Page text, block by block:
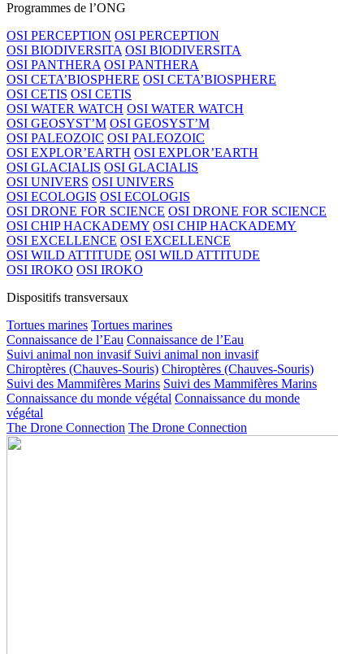
Programmes de l’ONG
OSI PERCEPTION OSI PERCEPTION
OSI BIODIVERSITA OSI BIODIVERSITA
OSI PANTHERA OSI PANTHERA
OSI CETA’BIOSPHERE OSI CETA’BIOSPHERE
OSI CETIS OSI CETIS
OSI WATER WATCH OSI WATER WATCH
OSI GEOSYST’M OSI GEOSYST’M
OSI PALEOZOIC OSI PALEOZOIC
OSI EXPLOR’EARTH OSI EXPLOR’EARTH
OSI GLACIALIS OSI GLACIALIS
OSI UNIVERS OSI UNIVERS
OSI ECOLOGIS OSI ECOLOGIS
OSI DRONE FOR SCIENCE OSI DRONE FOR SCIENCE
OSI CHIP HACKADEMY OSI CHIP HACKADEMY
OSI EXCELLENCE OSI EXCELLENCE
OSI WILD ATTITUDE OSI WILD ATTITUDE
OSI IROKO OSI IROKO
Dispositifs transversaux
Tortues marines Tortues marines
Connaissance de l’Eau Connaissance de l’Eau
Suivi animal non invasif Suivi animal non invasif
Chiroptères (Chauves-Souris) Chiroptères (Chauves-Souris)
Suivi des Mammifères Marins Suivi des Mammifères Marins
Connaissance du monde végétal Connaissance du monde
végétal
The Drone Connection The Drone Connection